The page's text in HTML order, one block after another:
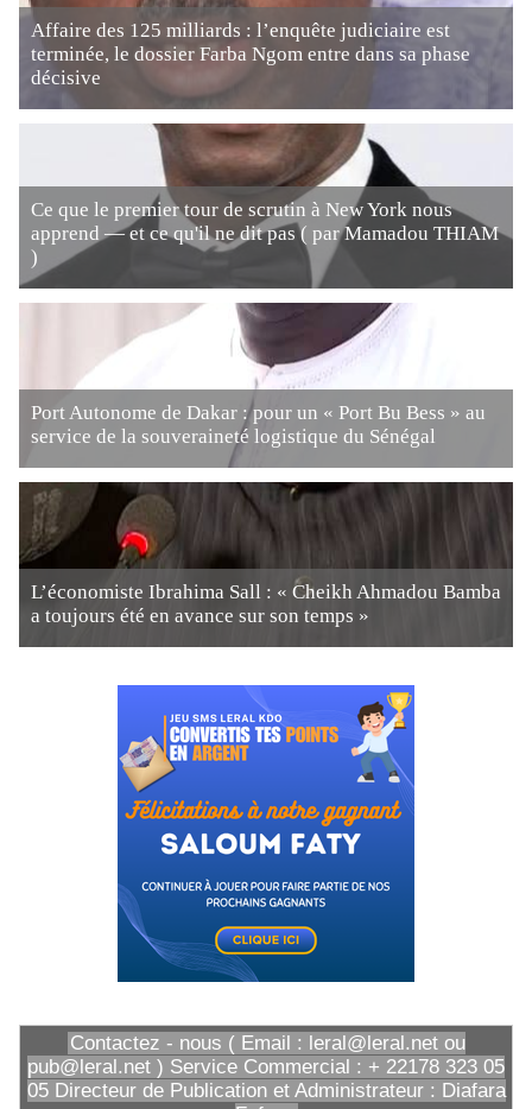
Affaire des 125 milliards : l’enquête judiciaire est
terminée, le dossier Farba Ngom entre dans sa phase
décisive
Ce que le premier tour de scrutin à New York nous
apprend — et ce qu'il ne dit pas ( par Mamadou THIAM
)
Port Autonome de Dakar : pour un « Port Bu Bess » au
service de la souveraineté logistique du Sénégal
L’économiste Ibrahima Sall : « Cheikh Ahmadou Bamba
a toujours été en avance sur son temps »
Contactez - nous ( Email : leral@leral.net ou
pub@leral.net ) Service Commercial : + 22178 323 05
05 Directeur de Publication et Administrateur : Diafara